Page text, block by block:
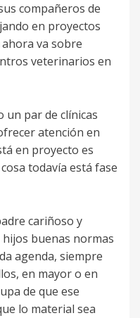
compañeros de
en proyectos
va sobre
veterinarios en
un par de clínicas
atención en
en proyecto es
todavía está fase
cariñoso y
hijos buenas normas
agenda, siempre
en mayor o en
de que ese
lo material sea